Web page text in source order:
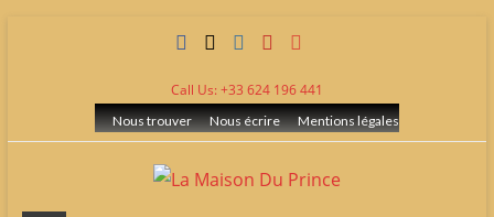
Call Us: +33 624 196 441
Nous trouver Nous écrire Mentions légales